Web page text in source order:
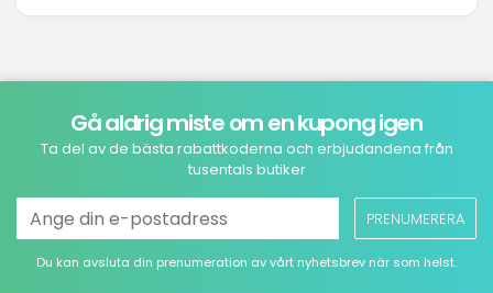
Gå aldrig miste om en kupong igen
Ta del av de bästa rabattkoderna och erbjudandena från
tusentals butiker
PRENUMERERA
Du kan avsluta din prenumeration av vårt nyhetsbrev när som helst.